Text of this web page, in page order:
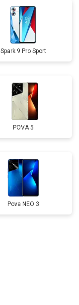
Spark 9 Pro Sport
POVA 5
Pova NEO 3